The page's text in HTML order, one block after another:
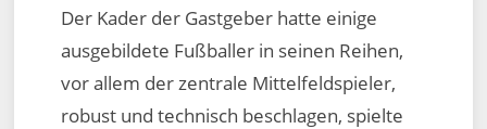
Der Kader der Gastgeber hatte einige
ausgebildete Fußballer in seinen Reihen,
vor allem der zentrale Mittelfeldspieler,
robust und technisch beschlagen, spielte